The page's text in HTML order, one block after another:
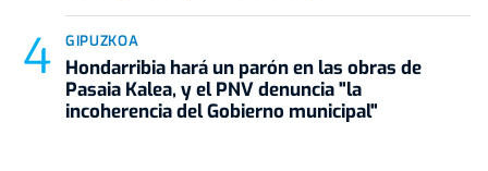
GIPUZKOA
Hondarribia hará un parón en las obras de
Pasaia Kalea, y el PNV denuncia "la
incoherencia del Gobierno municipal"